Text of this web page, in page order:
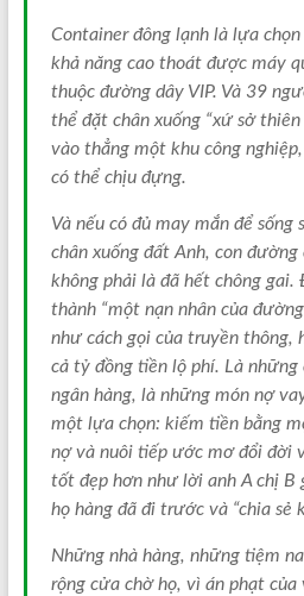
Container đông lạnh là lựa
khả năng cao thoát được máy
thuộc đường dây VIP. Và 39
thể đặt chân xuống “xứ sở
vào thẳng một khu công
có thể chịu đựng.
Và nếu có đủ may mắn để sống
chân xuống đất Anh, con đường
không phải là đã hết chông
thành “một nạn nhân của
như cách gọi của truyền thông,
cả tỷ đồng tiền lộ phí. Là những
ngân hàng, là những món nợ
một lựa chọn: kiếm tiền bằng
nợ và nuôi tiếp ước mơ đổi đời
tốt đẹp hơn như lời anh A chị B
họ hàng đã đi trước và “chia sẻ
Những nhà hàng, những tiệm
rộng cửa chờ họ, vì án phạt